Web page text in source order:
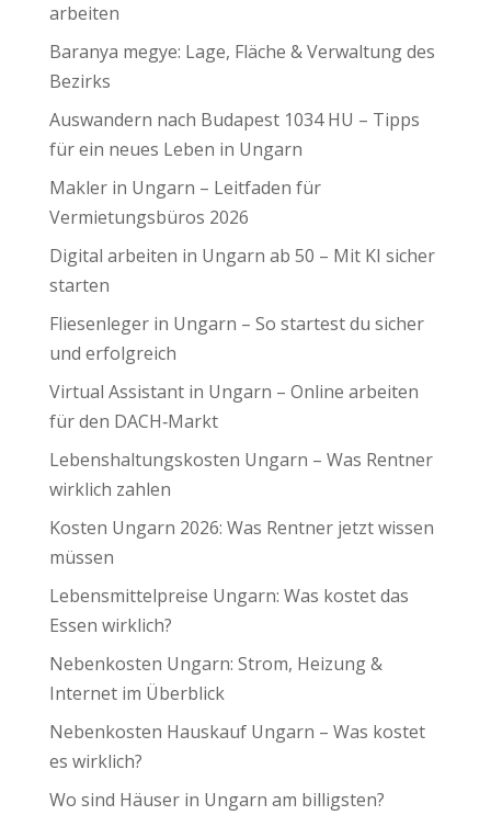
arbeiten
Baranya megye: Lage, Fläche & Verwaltung des
Bezirks
Auswandern nach Budapest 1034 HU – Tipps
für ein neues Leben in Ungarn
Makler in Ungarn – Leitfaden für
Vermietungsbüros 2026
Digital arbeiten in Ungarn ab 50 – Mit KI sicher
starten
Fliesenleger in Ungarn – So startest du sicher
und erfolgreich
Virtual Assistant in Ungarn – Online arbeiten
für den DACH‑Markt
Lebenshaltungskosten Ungarn – Was Rentner
wirklich zahlen
Kosten Ungarn 2026: Was Rentner jetzt wissen
müssen
Lebensmittelpreise Ungarn: Was kostet das
Essen wirklich?
Nebenkosten Ungarn: Strom, Heizung &
Internet im Überblick
Nebenkosten Hauskauf Ungarn – Was kostet
es wirklich?
Wo sind Häuser in Ungarn am billigsten?